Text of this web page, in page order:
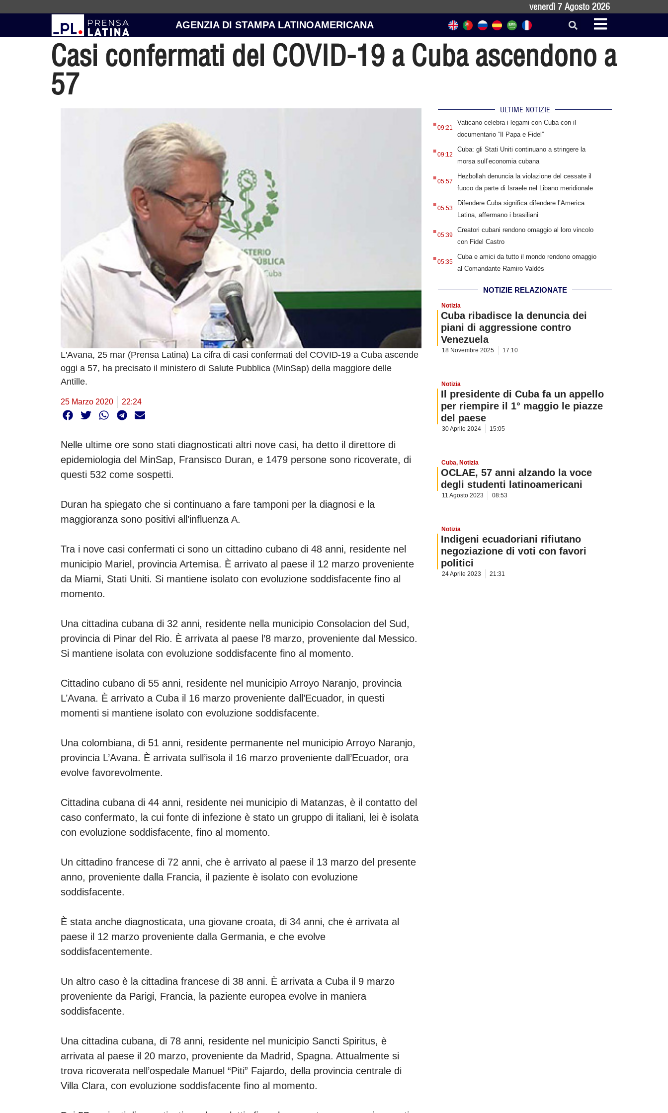
venerdì 7 Agosto 2026
AGENZIA DI STAMPA LATINOAMERICANA
Casi confermati del COVID-19 a Cuba ascendono a
57
L'Avana, 25 mar (Prensa Latina) La cifra di casi confermati del COVID-19 a Cuba ascende
oggi a 57, ha precisato il ministero di Salute Pubblica (MinSap) della maggiore delle
Antille.
25 Marzo 2020 22:24
Nelle ultime ore sono stati diagnosticati altri nove casi, ha detto il direttore di
epidemiologia del MinSap, Fransisco Duran, e 1479 persone sono ricoverate, di
questi 532 come sospetti.
Duran ha spiegato che si continuano a fare tamponi per la diagnosi e la
maggioranza sono positivi all’influenza A.
Tra i nove casi confermati ci sono un cittadino cubano di 48 anni, residente nel
municipio Mariel, provincia Artemisa. È arrivato al paese il 12 marzo proveniente
da Miami, Stati Uniti. Si mantiene isolato con evoluzione soddisfacente fino al
momento.
Una cittadina cubana di 32 anni, residente nella municipio Consolacion del Sud,
provincia di Pinar del Rio. È arrivata al paese l’8 marzo, proveniente dal Messico.
Si mantiene isolata con evoluzione soddisfacente fino al momento.
Cittadino cubano di 55 anni, residente nel municipio Arroyo Naranjo, provincia
L’Avana. È arrivato a Cuba il 16 marzo proveniente dall’Ecuador, in questi
momenti si mantiene isolato con evoluzione soddisfacente.
Una colombiana, di 51 anni, residente permanente nel municipio Arroyo Naranjo,
provincia L’Avana. È arrivata sull’isola il 16 marzo proveniente dall’Ecuador, ora
evolve favorevolmente.
Cittadina cubana di 44 anni, residente nei municipio di Matanzas, è il contatto del
caso confermato, la cui fonte di infezione è stato un gruppo di italiani, lei è isolata
con evoluzione soddisfacente, fino al momento.
Un cittadino francese di 72 anni, che è arrivato al paese il 13 marzo del presente
anno, proveniente dalla Francia, il paziente è isolato con evoluzione
soddisfacente.
È stata anche diagnosticata, una giovane croata, di 34 anni, che è arrivata al
paese il 12 marzo proveniente dalla Germania, e che evolve
soddisfacentemente.
Un altro caso è la cittadina francese di 38 anni. È arrivata a Cuba il 9 marzo
proveniente da Parigi, Francia, la paziente europea evolve in maniera
soddisfacente.
Una cittadina cubana, di 78 anni, residente nel municipio Sancti Spiritus, è
arrivata al paese il 20 marzo, proveniente da Madrid, Spagna. Attualmente si
trova ricoverata nell’ospedale Manuel “Piti” Fajardo, della provincia centrale di
Villa Clara, con evoluzione soddisfacente fino al momento.
ULTIME NOTIZIE
.09:21
Vaticano celebra i legami con Cuba con il
documentario “Il Papa e Fidel”
.09:12
Cuba: gli Stati Uniti continuano a stringere la
morsa sull’economia cubana
.05:57
Hezbollah denuncia la violazione del cessate il
fuoco da parte di Israele nel Libano meridionale
.05:53
Difendere Cuba significa difendere l’America
Latina, affermano i brasiliani
.05:39
Creatori cubani rendono omaggio al loro vincolo
con Fidel Castro
.05:35
Cuba e amici da tutto il mondo rendono omaggio
al Comandante Ramiro Valdés
NOTIZIE RELAZIONATE
Notizia
Cuba ribadisce la denuncia dei
piani di aggressione contro
Venezuela
18 Novembre 2025 17:10
Notizia
Il presidente di Cuba fa un appello
per riempire il 1° maggio le piazze
del paese
30 Aprile 2024 15:05
Cuba, Notizia
OCLAE, 57 anni alzando la voce
degli studenti latinoamericani
11 Agosto 2023 08:53
Notizia
Indigeni ecuadoriani rifiutano
negoziazione di voti con favori
politici
24 Aprile 2023 21:31